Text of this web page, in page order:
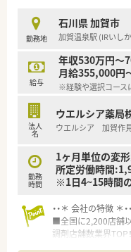
■育児休暇は3歳ま
時短勤務ができるよ
■年間休日が120日
■日用品から常備薬
たくさんあります！
勤務地
石川県 加賀市
加賀温泉駅 (IRいし
給与
年収530万円～
月給355,000円
※経験や選択コース
法人
名
ウエルシア薬局
ウエルシア 加賀作
勤務
時間
1ヶ月単位の変
所定労働時間
※1日4~15時間
・・＊ 会社の特徴 ＊・・
■全国に2,200店舗
調剤店舗数業界TOP！